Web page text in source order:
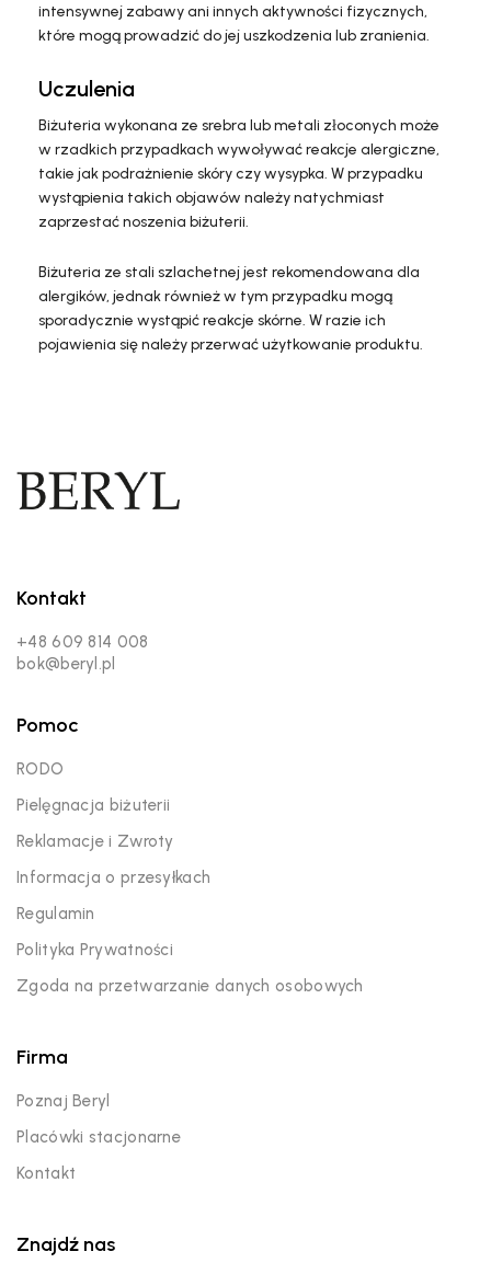
intensywnej zabawy ani innych aktywności fizycznych,
które mogą prowadzić do jej uszkodzenia lub zranienia.
Uczulenia
Biżuteria wykonana ze srebra lub metali złoconych może
w rzadkich przypadkach wywoływać reakcje alergiczne,
takie jak podrażnienie skóry czy wysypka. W przypadku
wystąpienia takich objawów należy natychmiast
zaprzestać noszenia biżuterii.
Biżuteria ze stali szlachetnej jest rekomendowana dla
alergików, jednak również w tym przypadku mogą
sporadycznie wystąpić reakcje skórne. W razie ich
pojawienia się należy przerwać użytkowanie produktu.
Kontakt
+48 609 814 008
bok@beryl.pl
Pomoc
RODO
Pielęgnacja biżuterii
Reklamacje i Zwroty
Informacja o przesyłkach
Regulamin
Polityka Prywatności
Zgoda na przetwarzanie danych osobowych
Firma
Poznaj Beryl
Placówki stacjonarne
Kontakt
Znajdź nas